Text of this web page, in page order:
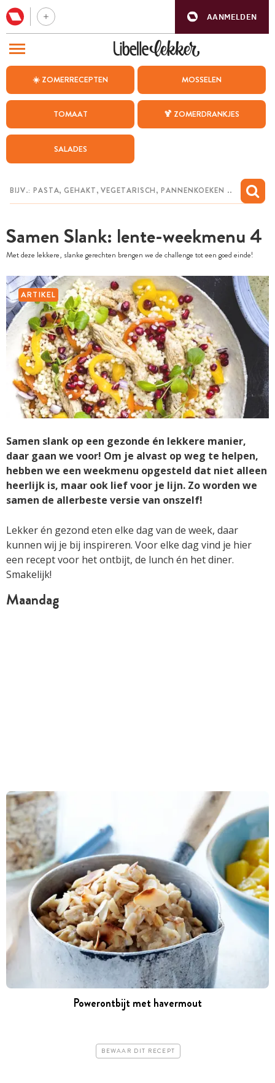
AANMELDEN
☀️ ZOMERRECEPTEN MOSSELEN
TOMAAT 🍹 ZOMERDRANKJES
SALADES
Samen Slank: lente-weekmenu 4
Met deze lekkere, slanke gerechten brengen we de challenge tot een goed einde!
ARTIKEL
Samen slank op een gezonde én lekkere manier,
daar gaan we voor! Om je alvast op weg te helpen,
hebben we een weekmenu opgesteld dat niet alleen
heerlijk is, maar ook lief voor je lijn. Zo worden we
samen de allerbeste versie van onszelf!
Lekker én gezond eten elke dag van de week, daar
kunnen wij je bij inspireren. Voor elke dag vind je hier
een recept voor het ontbijt, de lunch én het diner.
Smakelijk!
Maandag
Powerontbijt met havermout
BEWAAR DIT RECEPT
BEZOEK ONZE ANDERE WEBSITES
WEEKMENU
CHAT MET MAIA
MIJN BEWAARDE RECEPTEN